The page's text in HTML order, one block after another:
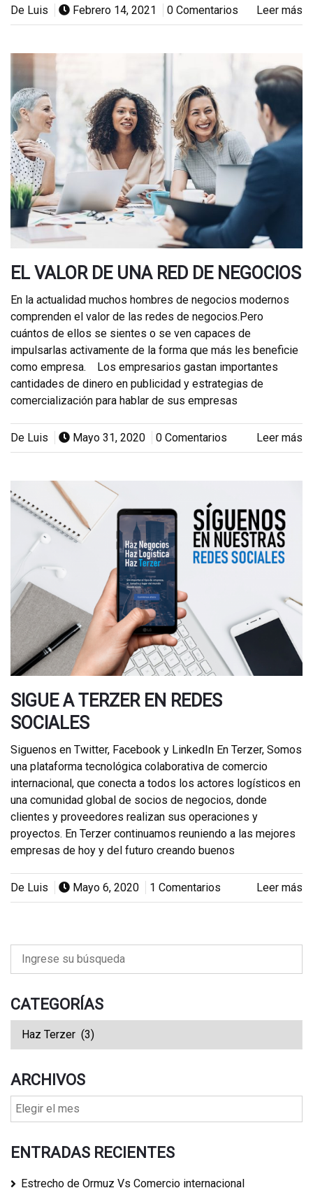
De Luis Febrero 14, 2021 0 Comentarios Leer más
EL VALOR DE UNA RED DE NEGOCIOS
En la actualidad muchos hombres de negocios modernos
comprenden el valor de las redes de negocios.Pero
cuántos de ellos se sientes o se ven capaces de
impulsarlas activamente de la forma que más les beneficie
como empresa. Los empresarios gastan importantes
cantidades de dinero en publicidad y estrategias de
comercialización para hablar de sus empresas
De Luis Mayo 31, 2020 0 Comentarios Leer más
SIGUE A TERZER EN REDES
SOCIALES
Siguenos en Twitter, Facebook y LinkedIn En Terzer, Somos
una plataforma tecnológica colaborativa de comercio
internacional, que conecta a todos los actores logísticos en
una comunidad global de socios de negocios, donde
clientes y proveedores realizan sus operaciones y
proyectos. En Terzer continuamos reuniendo a las mejores
empresas de hoy y del futuro creando buenos
De Luis Mayo 6, 2020 1 Comentarios Leer más
CATEGORÍAS
ARCHIVOS
ENTRADAS RECIENTES
Estrecho de Ormuz Vs Comercio internacional